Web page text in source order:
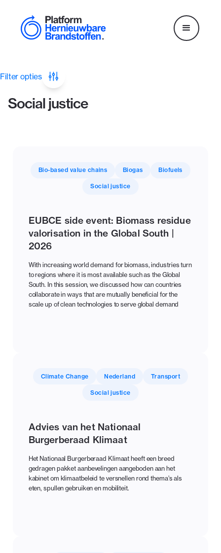
Filter opties
Social justice
Bio-based value chains Biogas Biofuels
Social justice
EUBCE side event: Biomass residue
valorisation in the Global South |
2026
With increasing world demand for biomass, industries turn
to regions where it is most available such as the Global
South. In this session, we discussed how can countries
collaborate in ways that are mutually beneficial for the
scale up of clean technologies to serve global demand
Climate Change Nederland Transport
Social justice
Advies van het Nationaal
Burgerberaad Klimaat
Het Nationaal Burgerberaad Klimaat heeft een breed
gedragen pakket aanbevelingen aangeboden aan het
kabinet om klimaatbeleid te versnellen rond thema’s als
eten, spullen gebruiken en mobiliteit.